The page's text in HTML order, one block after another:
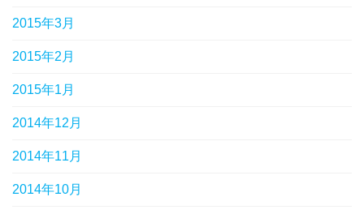
2015年3月
2015年2月
2015年1月
2014年12月
2014年11月
2014年10月